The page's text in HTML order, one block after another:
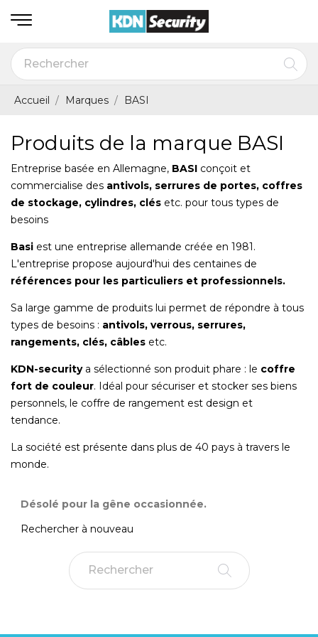
Accueil Marques BASI
Produits de la marque BASI
Entreprise basée en Allemagne, BASI conçoit et
commercialise des antivols, serrures de portes, coffres
de stockage, cylindres, clés etc. pour tous types de
besoins
Basi est une entreprise allemande créée en 1981.
L'entreprise propose aujourd'hui des centaines de
références pour les particuliers et professionnels.
Sa large gamme de produits lui permet de répondre à tous
types de besoins : antivols, verrous, serrures,
rangements, clés, câbles etc.
KDN-securitya sélectionné son produit phare : le coffre
fort de couleur. Idéal pour sécuriser et stocker ses biens
personnels, le coffre de rangement est design et
tendance.
La société est présente dans plus de 40 pays à travers le
monde.
Désolé pour la gêne occasionnée.
Rechercher à nouveau